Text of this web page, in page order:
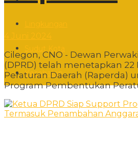
Kesehatan
Cilegon, CNO - Dewan
(DPRD) telah menetapkan 22
Peraturan Daerah (Raperda)
Program Pembentukan